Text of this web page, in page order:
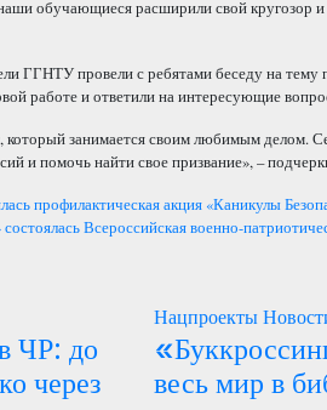
обучающиеся расширили свой
ГГНТУ провели с ребятами беседу на
работе и ответили на интересующие
который занимается своим любимым делом.
и помочь найти свое призвание», –
профилактическая акция «Каникулы
Всероссийская военно-
ЧР: до
через
Нацпроекты
весь мир в